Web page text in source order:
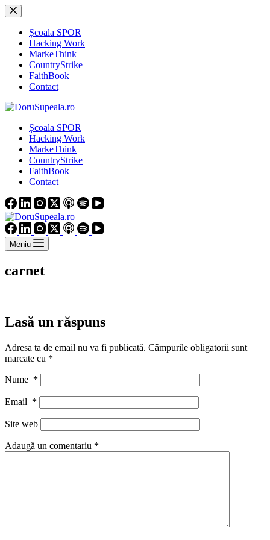
Sari
la
conținutȘcoala SPOR
Hacking Work
MarkeThink
CountryStrike
FaithBook
Contact
Școala SPOR
Hacking Work
MarkeThink
CountryStrike
FaithBook
Contact
Meniu
carnet
Lasă un răspuns
Adresa ta de email nu va fi publicată. Câmpurile obligatorii sunt
marcate cu *
Nume *
Email *
Site web
Adaugă un comentariu *